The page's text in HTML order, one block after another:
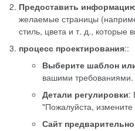
Предоставить
желаемые страницы
стиль, цвета и т. д., которые
процесс проектирования::
Выберите шаблон
вашими требованиями.
Детали регулировки:
"Пожалуйста,
Сайт